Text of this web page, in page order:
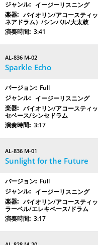
イージーリスニング
バイオリン/アコースティ
ネアドラム）/シンバル/大太鼓
3:41
AL-836 M-02
Sparkle Echo
Full
イージーリスニング
バイオリン/アコースティ
セベース/シンセドラム
3:17
AL-836 M-01
Sunlight for the Future
Full
イージーリスニング
バイオリン/アコースティ
ラーベル/エレキベース/ドラム
3:17